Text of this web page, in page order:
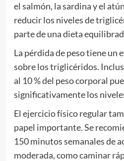
el salmón, la sardina y el
reducir los niveles de
parte de una dieta
La pérdida de peso tiene un
sobre los triglicéridos.
al 10 % del peso corporal
significativamente los
El ejercicio físico regular
papel importante. Se
150 minutos semanales de
moderada, como caminar